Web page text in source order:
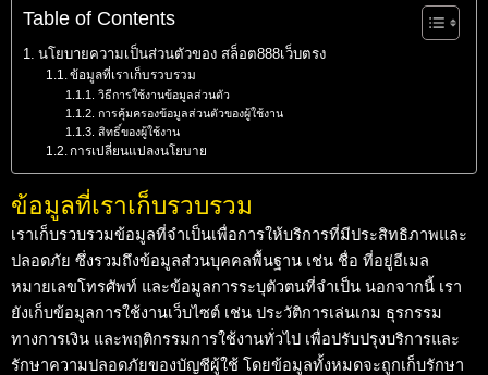
Table of Contents
นโยบายความเป็นส่วนตัวของ สล็อต888เว็บตรง
ข้อมูลที่เราเก็บรวบรวม
วิธีการใช้งานข้อมูลส่วนตัว
การคุ้มครองข้อมูลส่วนตัวของผู้ใช้งาน
สิทธิ์ของผู้ใช้งาน
การเปลี่ยนแปลงนโยบาย
ข้อมูลที่เราเก็บรวบรวม
เราเก็บรวบรวมข้อมูลที่จำเป็นเพื่อการให้บริการที่มีประสิทธิภาพและ
ปลอดภัย ซึ่งรวมถึงข้อมูลส่วนบุคคลพื้นฐาน เช่น ชื่อ ที่อยู่อีเมล
หมายเลขโทรศัพท์ และข้อมูลการระบุตัวตนที่จำเป็น นอกจากนี้ เรา
ยังเก็บข้อมูลการใช้งานเว็บไซต์ เช่น ประวัติการเล่นเกม ธุรกรรม
ทางการเงิน และพฤติกรรมการใช้งานทั่วไป เพื่อปรับปรุงบริการและ
รักษาความปลอดภัยของบัญชีผู้ใช้ โดยข้อมูลทั้งหมดจะถูกเก็บรักษา